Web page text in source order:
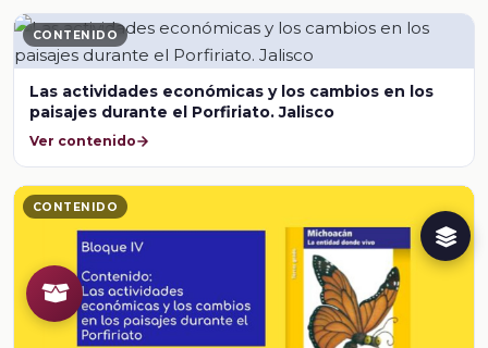
CONTENIDO
Las actividades económicas y los cambios en los
paisajes durante el Porfiriato. Jalisco
Ver contenido
CONTENIDO